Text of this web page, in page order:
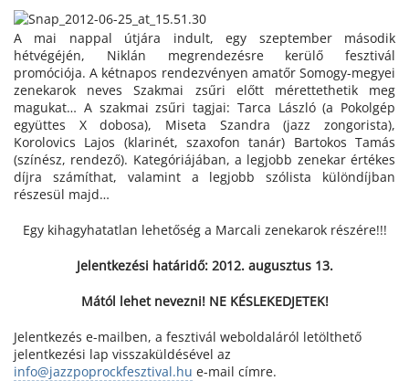
A mai nappal útjára indult, egy szeptember második
hétvégéjén, Niklán megrendezésre kerülő fesztivál
promóciója. A kétnapos rendezvényen amatőr Somogy-megyei
zenekarok neves Szakmai zsűri előtt mérettethetik meg
magukat… A szakmai zsűri tagjai: Tarca László (a Pokolgép
együttes X dobosa), Miseta Szandra (jazz zongorista),
Korolovics Lajos (klarinét, szaxofon tanár) Bartokos Tamás
(színész, rendező). Kategóriájában, a legjobb zenekar értékes
díjra számíthat, valamint a legjobb szólista különdíjban
részesül majd…
Egy kihagyhatatlan lehetőség a Marcali zenekarok részére!!!
Jelentkezési határidő: 2012. augusztus 13.
Mától lehet nevezni! NE KÉSLEKEDJETEK!
Jelentkezés e-mailben, a fesztivál weboldaláról letölthető
jelentkezési lap visszaküldésével az
info@jazzpoprockfesztival.hu e-mail címre.